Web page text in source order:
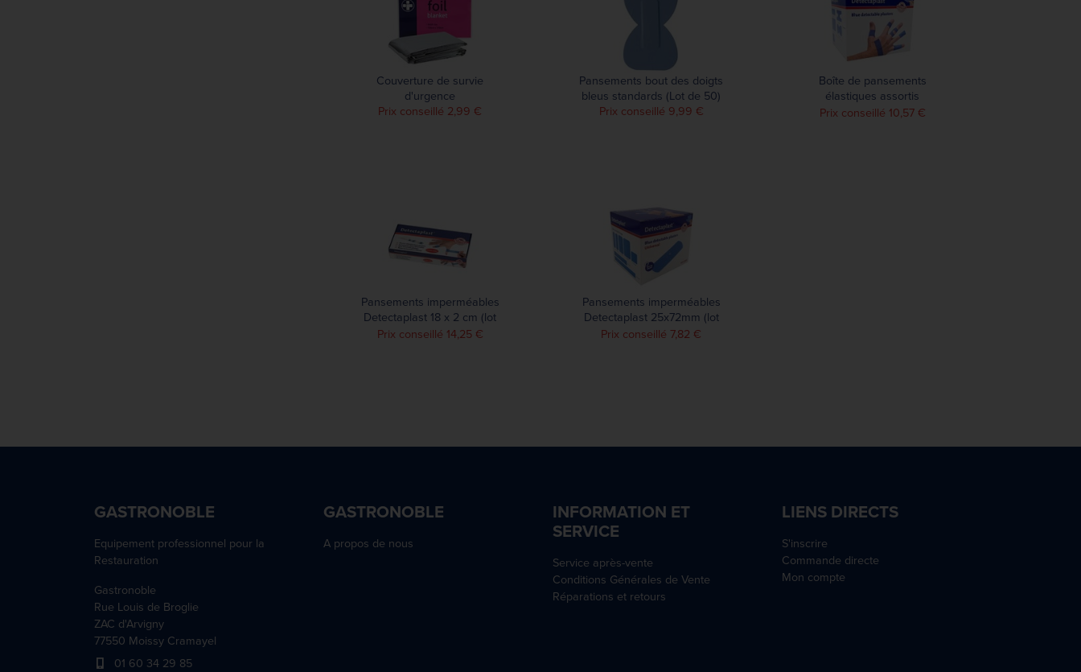
Couverture de survie
d'urgence
Prix conseillé 2,99 €
Pansements bout des doigts
bleus standards (Lot de 50)
Prix conseillé 9,99 €
Boîte de pansements
élastiques assortis
Detectaplast (lot de 100)
Prix conseillé 10,57 €
Pansements imperméables
Detectaplast 18 x 2 cm (lot
de 100)
Prix conseillé 14,25 €
Pansements imperméables
Detectaplast 25x72mm (lot
de 100)
Prix conseillé 7,82 €
GASTRONOBLE
Equipement professionnel pour la
Restauration
Gastronoble
Rue Louis de Broglie
ZAC d'Arvigny
77550 Moissy Cramayel
01 60 34 29 85
GASTRONOBLE
A propos de nous
INFORMATION ET
SERVICE
Service après-vente
Conditions Générales de Vente
Réparations et retours
LIENS DIRECTS
S'inscrire
Commande directe
Mon compte